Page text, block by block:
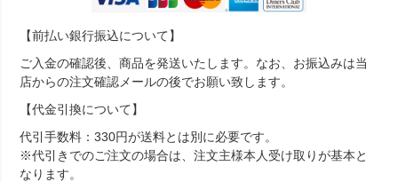
【前払い銀行振込について】
ご入金の確認後、商品を発送いたします。なお、お振込みは当
店からの注文確認メールの後でお願い致します。
【代金引換について】
代引手数料：330円が送料とは別に必要です。
※代引きでのご注文の場合は、注文主様本人受け取りが基本と
なります。